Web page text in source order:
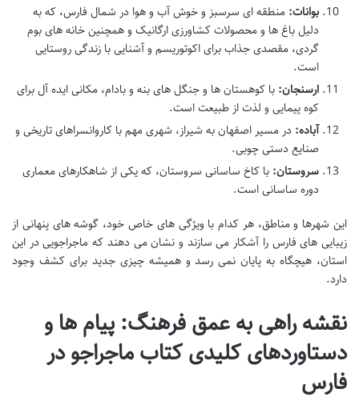
بوانات: منطقه ای سرسبز و خوش آب و هوا در شمال فارس، که به
دلیل باغ ها و محصولات کشاورزی ارگانیک و همچنین خانه های بوم
گردی، مقصدی جذاب برای اکوتوریسم و آشنایی با زندگی روستایی
است.
ارسنجان: با کوهستان ها و جنگل های بنه و بادام، مکانی ایده آل برای
کوه پیمایی و لذت از طبیعت است.
آباده: در مسیر اصفهان به شیراز، شهری مهم با کاروانسراهای تاریخی و
صنایع دستی چوبی.
سروستان: با کاخ ساسانی سروستان، که یکی از شاهکارهای معماری
دوره ساسانی است.
این شهرها و مناطق، هر کدام با ویژگی های خاص خود، گوشه های پنهانی از
زیبایی های فارس را آشکار می سازند و نشان می دهند که ماجراجویی در این
استان، هیچگاه به پایان نمی رسد و همیشه چیزی جدید برای کشف وجود
دارد.
نقشه راهی به عمق فرهنگ: پیام ها و
دستاوردهای کلیدی کتاب ماجراجو در
فارس